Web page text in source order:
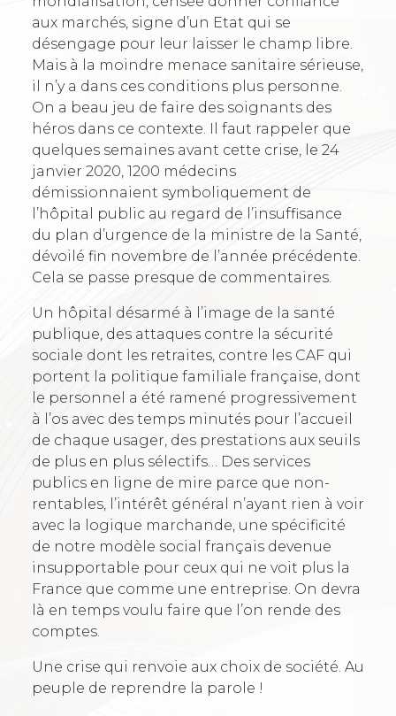
aux marchés, signe d’un Etat qui se
désengage pour leur laisser le champ libre.
Mais à la moindre menace sanitaire sérieuse,
il n’y a dans ces conditions plus personne.
On a beau jeu de faire des soignants des
héros dans ce contexte. Il faut rappeler que
quelques semaines avant cette crise, le 24
janvier 2020, 1200 médecins
démissionnaient symboliquement de
l’hôpital public au regard de l’insuffisance
du plan d’urgence de la ministre de la Santé,
dévoilé fin novembre de l’année précédente.
Cela se passe presque de commentaires.
Un hôpital désarmé à l’image de la santé
publique, des attaques contre la sécurité
sociale dont les retraites, contre les CAF qui
portent la politique familiale française, dont
le personnel a été ramené progressivement
à l’os avec des temps minutés pour l’accueil
de chaque usager, des prestations aux seuils
de plus en plus sélectifs… Des services
publics en ligne de mire parce que non-
rentables, l’intérêt général n’ayant rien à voir
avec la logique marchande, une spécificité
de notre modèle social français devenue
insupportable pour ceux qui ne voit plus la
France que comme une entreprise. On devra
là en temps voulu faire que l’on rende des
comptes.
Une crise qui renvoie aux choix de société. Au
peuple de reprendre la parole !